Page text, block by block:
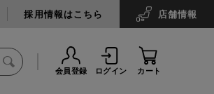
採用情報はこちら 店舗情報
会員登録 ログイン カート